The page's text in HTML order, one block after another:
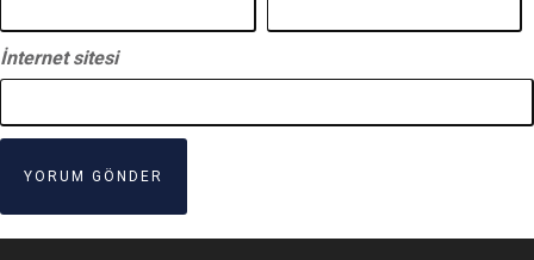
İnternet sitesi